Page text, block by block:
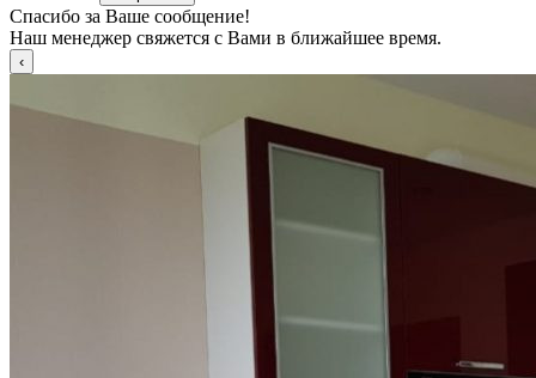
Спасибо за Ваше сообщение!
Наш менеджер свяжется с Вами в ближайшее время.